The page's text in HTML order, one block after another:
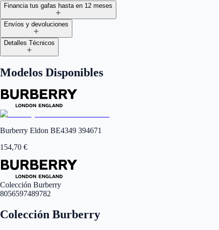
Financia tus gafas hasta en 12 meses
Envíos y devoluciones
Detalles Técnicos
Modelos Disponibles
Burberry Eldon BE4349 394671
154,70 €
Colección Burberry
8056597489782
Colección Burberry